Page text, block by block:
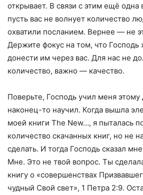
открывает. В связи с этим ещё одна
пусть вас не волнует количество
охватили посланием. Вернее — не
Держите фокус на том, что Господь
донести им через вас. Для нас не
количество, важно — качество.
Поверьте, Господь учил меня
наконец-то научил. Когда вышла
моей книги The New…, я пыталась
количество скачанных книг, но не
сделать. И тогда Господь сказал
Мне. Это не твой вопрос. Ты
книгу о «совершенствах
чудный Свой свет», 1 Петра 2:9.